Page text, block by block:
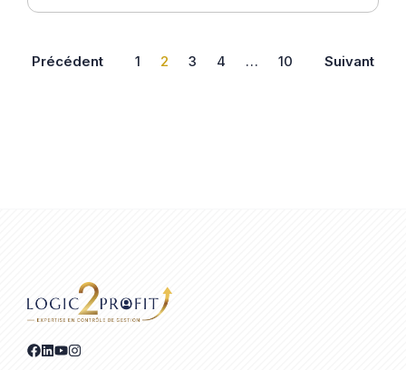
comment chez Logic2profit."
Précédent 1 2 3 4 … 10 Suivant